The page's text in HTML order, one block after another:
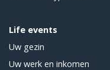
Life events
Uw gezin
Uw werk en inkomen